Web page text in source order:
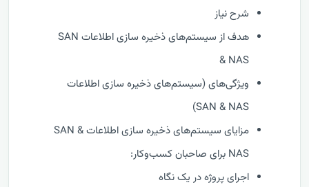
شرح نیاز
هدف از سیستم‌های ذخیره سازی اطلاعات SAN
& NAS
ویژگی‌های (سیستم‌های ذخیره سازی اطلاعات
SAN & NAS)
مزایای سیستم‌های ذخیره سازی اطلاعات SAN &
NAS برای صاحبان کسب‌وکار:
اجرای پروژه در یک نگاه